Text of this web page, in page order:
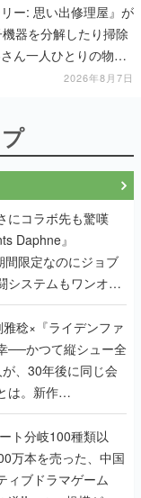
ー: 思い出修理屋』が
器を分解したり掃除
ん一人ひとりの物語
2026年8月7日
にコラボ先も驚嘆
Daphne』
限定なのにジョブ
システムもワンオフ
両ディレクターに聞
雅稔×『ライデンファ
──かつて縦シュー全
、30年後に同じ会
は。新作
』で初タッグを組
く開発秘話
ト分岐100種類以
万本を売った、中国
ィブドラマゲーム